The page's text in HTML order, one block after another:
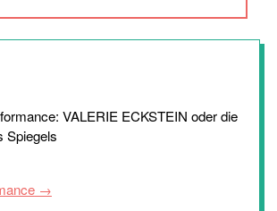
VALERIE ECKSTEIN oder die
Spiegels